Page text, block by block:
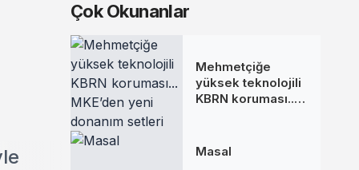
Çok Okunanlar
Mehmetçiğe
yüksek teknolojili
KBRN koruması...
Masal